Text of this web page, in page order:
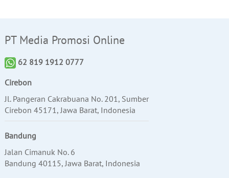
PT Media Promosi Online
62 819 1912 0777
Cirebon
Jl. Pangeran Cakrabuana No. 201, Sumber
Cirebon 45171, Jawa Barat, Indonesia
Bandung
Jalan Cimanuk No. 6
Bandung 40115, Jawa Barat, Indonesia